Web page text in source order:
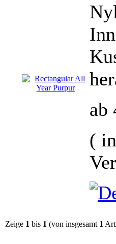
ab
(
Zeige 1 bis 1 (von insgesamt 1